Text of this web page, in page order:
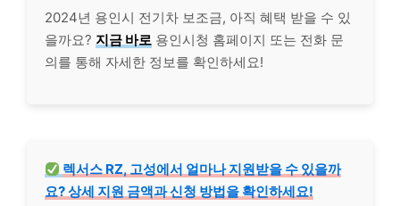
2024년 용인시 전기차 보조금, 아직 혜택 받을 수 있
을까요? 지금 바로 용인시청 홈페이지 또는 전화 문
의를 통해 자세한 정보를 확인하세요!
렉서스 RZ, 고성에서 얼마나 지원받을 수 있을까
요? 상세 지원 금액과 신청 방법을 확인하세요!